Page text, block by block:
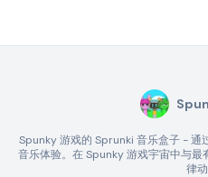
Spunky 游戏的 Sprunki 音乐盒子 - 通
音乐体验。在 Spunky 游戏宇宙中与
律动